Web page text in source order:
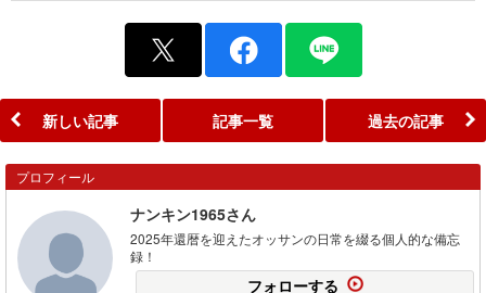
新しい記事 記事一覧 過去の記事
プロフィール
ナンキン1965さん
2025年還暦を迎えたオッサンの日常を綴る個人的な備忘
録！
フォローする